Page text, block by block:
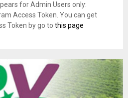
for Admin Users only:
Access Token. You can get
Token by go to this page